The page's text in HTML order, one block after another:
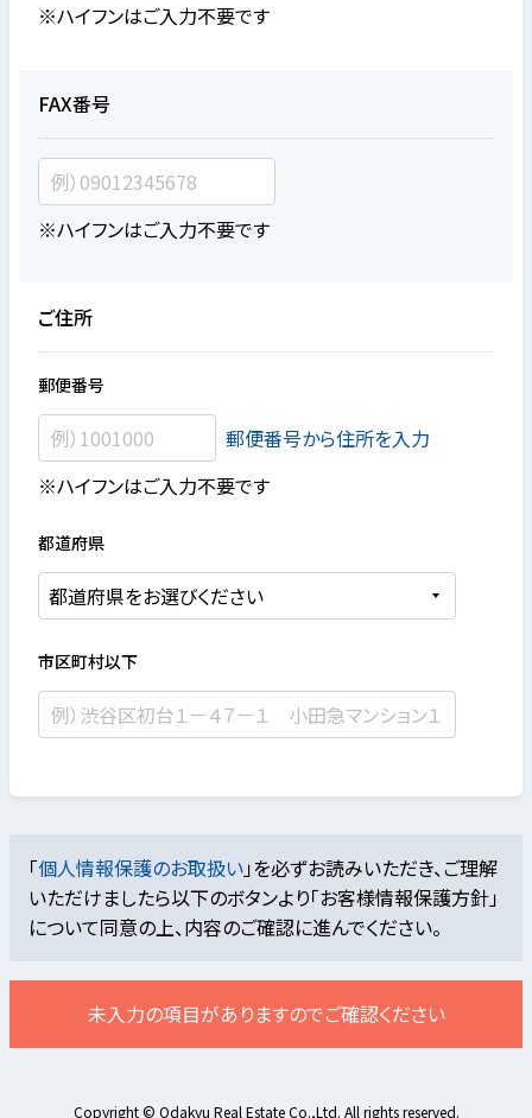
※ハイフンはご入力不要です
FAX番号
※ハイフンはご入力不要です
ご住所
郵便番号
郵便番号から住所を入力
※ハイフンはご入力不要です
都道府県
市区町村以下
「個人情報保護のお取扱い」を必ずお読みいただき、ご理解
いただけましたら以下のボタンより「お客様情報保護方針」
について同意の上、内容のご確認に進んでください。
未入力の項目がありますのでご確認ください
Copyright © Odakyu Real Estate Co.,Ltd. All rights reserved.